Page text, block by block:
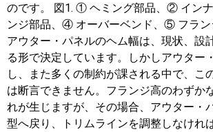
のです。 図1. ① ヘミング部品、② イン
ンジ部品、④ オーバーベンド、⑤ フラ
アウター・パネルのヘム幅は、現状、設
る形で決定しています。しかしアウター
し、また多くの制約が課される中で、こ
は断言できません。フランジ高のわずか
れが生じますが、その場合、アウター・
型へ戻り、トリムラインを調整しなけれ